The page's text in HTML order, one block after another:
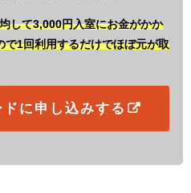
して3,000円入室にお金がかか
で1回利用するだけでほぼ元が取
に申し込みする